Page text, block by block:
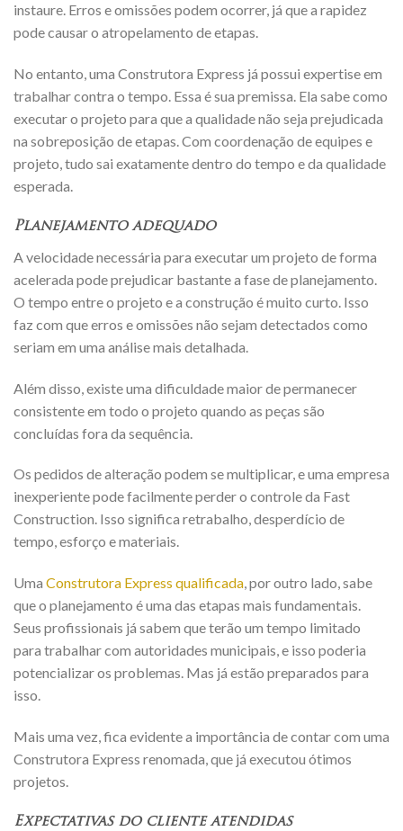
instaure. Erros e omissões podem ocorrer, já que a rapidez
pode causar o atropelamento de etapas.
No entanto, uma Construtora Express já possui expertise em
trabalhar contra o tempo. Essa é sua premissa. Ela sabe como
executar o projeto para que a qualidade não seja prejudicada
na sobreposição de etapas. Com coordenação de equipes e
projeto, tudo sai exatamente dentro do tempo e da qualidade
esperada.
Planejamento adequado
A velocidade necessária para executar um projeto de forma
acelerada pode prejudicar bastante a fase de planejamento.
O tempo entre o projeto e a construção é muito curto. Isso
faz com que erros e omissões não sejam detectados como
seriam em uma análise mais detalhada.
Além disso, existe uma dificuldade maior de permanecer
consistente em todo o projeto quando as peças são
concluídas fora da sequência.
Os pedidos de alteração podem se multiplicar, e uma empresa
inexperiente pode facilmente perder o controle da Fast
Construction. Isso significa retrabalho, desperdício de
tempo, esforço e materiais.
Uma Construtora Express qualificada, por outro lado, sabe
que o planejamento é uma das etapas mais fundamentais.
Seus profissionais já sabem que terão um tempo limitado
para trabalhar com autoridades municipais, e isso poderia
potencializar os problemas. Mas já estão preparados para
isso.
Mais uma vez, fica evidente a importância de contar com uma
Construtora Express renomada, que já executou ótimos
projetos.
Expectativas do cliente atendidas